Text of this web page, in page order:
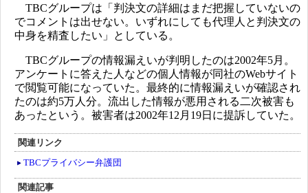
TBCグループは「判決文の詳細はまだ把握していないの
でコメントは出せない。いずれにしても代理人と判決文の
中身を精査したい」としている。
TBCグループの情報漏えいが判明したのは2002年5月。
アンケートに答えた人などの個人情報が同社のWebサイト
で閲覧可能になっていた。最終的に情報漏えいが確認され
たのは約5万人分。流出した情報が悪用される二次被害も
あったという。被害者は2002年12月19日に提訴していた。
関連リンク
TBCプライバシー弁護団
関連記事